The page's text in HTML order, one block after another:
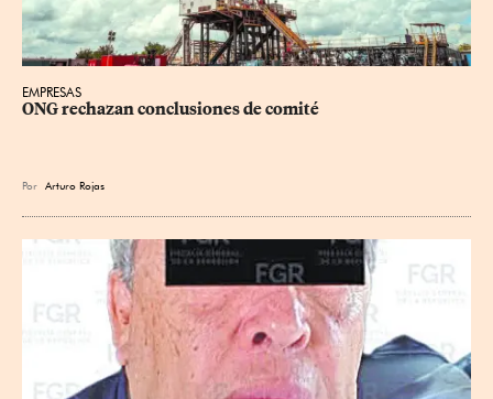
EMPRESAS
ONG rechazan conclusiones de comité
Por Arturo Rojas